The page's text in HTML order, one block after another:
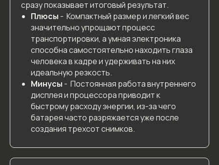
сразу показывает итоговый результат.
Плюсы - Компактный размер и легкий вес
значительно упрощают процесс
транспортировки, а умная электроника
способна самостоятельно находить глаза
человека в кадре и удерживать на них
идеальную резкость.
Минусы - Постоянная работа внутреннего
дисплея и процессора приводит к
быстрому расходу энергии, из-за чего
батарея часто разряжается уже после
создания трехсот снимков.